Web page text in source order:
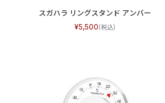
スガハラ リングスタンド アンバー
5,500